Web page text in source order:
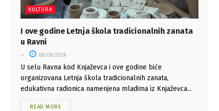
KULTURA
I ove godine Letnja škola tradicionalnih zanata
u Ravni
08/08/2026
U selu Ravna kod Knjaževca i ove godine biće
organizovana Letnja škola tradicionalnih zanata,
edukativna radionica namenjena mladima iz Knjaževca...
READ MORE